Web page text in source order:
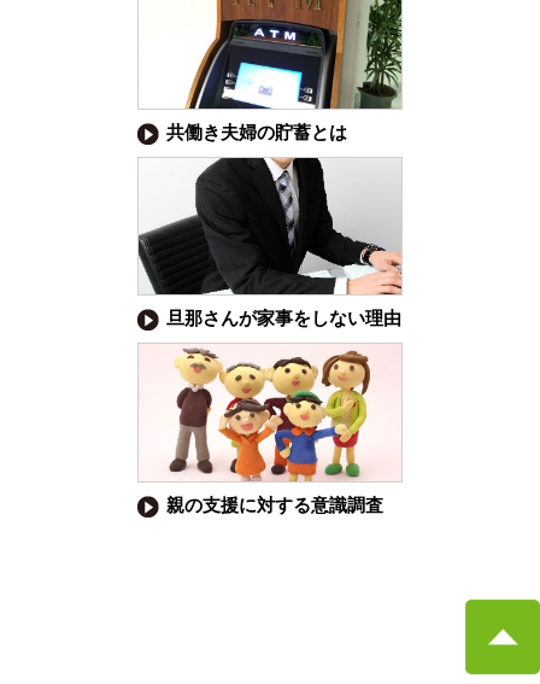
共働き夫婦の貯蓄とは
旦那さんが家事をしない理由
親の支援に対する意識調査